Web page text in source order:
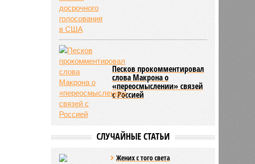
Песков прокомментировал
слова Макрона о
«переосмыслении» связей
с Россией
СЛУЧАЙНЫЕ СТАТЬИ
Жених с того света